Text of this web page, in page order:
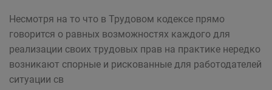
Несмотря на то что в Трудовом кодексе прямо
говорится о равных возможностях каждого для
реализации своих трудовых прав на практике нередко
возникают спорные и рискованные для работодателей
ситуации св